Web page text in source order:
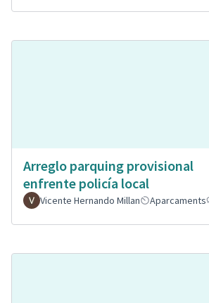
Arreglo parquing provisional
enfrente policía local
Vicente Hernando Millan Aparcaments